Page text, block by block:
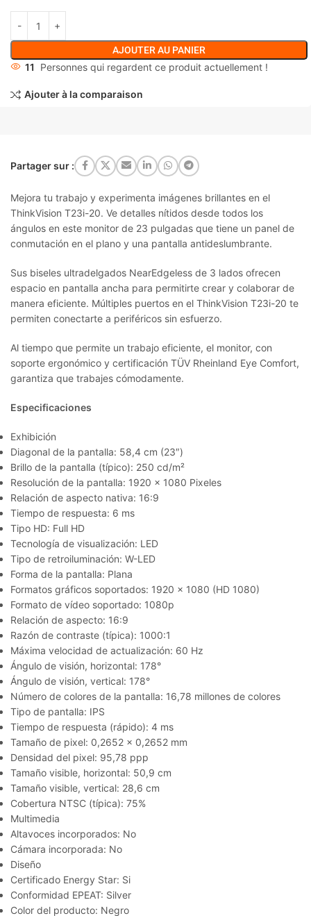
AJOUTER AU PANIER
11 Personnes qui regardent ce produit actuellement !
Ajouter à la comparaison
Partager sur :
Mejora tu trabajo y experimenta imágenes brillantes en el
ThinkVision T23i-20. Ve detalles nítidos desde todos los
ángulos en este monitor de 23 pulgadas que tiene un panel de
conmutación en el plano y una pantalla antideslumbrante.
Sus biseles ultradelgados NearEdgeless de 3 lados ofrecen
espacio en pantalla ancha para permitirte crear y colaborar de
manera eficiente. Múltiples puertos en el ThinkVision T23i-20 te
permiten conectarte a periféricos sin esfuerzo.
Al tiempo que permite un trabajo eficiente, el monitor, con
soporte ergonómico y certificación TÜV Rheinland Eye Comfort,
garantiza que trabajes cómodamente.
Especificaciones
Exhibición
Diagonal de la pantalla: 58,4 cm (23″)
Brillo de la pantalla (típico): 250 cd/m²
Resolución de la pantalla: 1920 x 1080 Pixeles
Relación de aspecto nativa: 16:9
Tiempo de respuesta: 6 ms
Tipo HD: Full HD
Tecnología de visualización: LED
Tipo de retroiluminación: W-LED
Forma de la pantalla: Plana
Formatos gráficos soportados: 1920 x 1080 (HD 1080)
Formato de vídeo soportado: 1080p
Relación de aspecto: 16:9
Razón de contraste (típica): 1000:1
Máxima velocidad de actualización: 60 Hz
Ángulo de visión, horizontal: 178°
Ángulo de visión, vertical: 178°
Número de colores de la pantalla: 16,78 millones de colores
Tipo de pantalla: IPS
Tiempo de respuesta (rápido): 4 ms
Tamaño de pixel: 0,2652 x 0,2652 mm
Densidad del pixel: 95,78 ppp
Tamaño visible, horizontal: 50,9 cm
Tamaño visible, vertical: 28,6 cm
Cobertura NTSC (típica): 75%
Multimedia
Altavoces incorporados: No
Cámara incorporada: No
Diseño
Certificado Energy Star: Si
Conformidad EPEAT: Silver
Color del producto: Negro